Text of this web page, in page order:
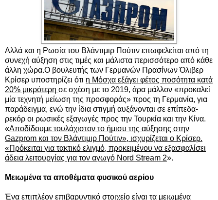
Αλλά και η Ρωσία του Βλάντιμιρ Πούτιν επωφελείται από τη
συνεχή αύξηση στις τιμές και μάλιστα περισσότερο από κάθε
άλλη χώρα.Ο βουλευτής των Γερμανών Πρασίνων Όλιβερ
Κρίσερ υποστηρίζει ότι η Μόσχα εξάγει φέτος ποσότητα κατά
20% μικρότερη σε σχέση με το 2019, άρα μάλλον «προκαλεί
μία τεχνητή μείωση της προσφοράς» προς τη Γερμανία, για
παράδειγμα, ενώ την ίδια στιγμή αυξάνονται σε επίπεδα-
ρεκόρ οι ρωσικές εξαγωγές προς την Τουρκία και την Κίνα.
«Αποδίδουμε τουλάχιστον το ήμισυ της αύξησης στην
Gazprom και τον Βλάντιμιρ Πούτιν», ισχυρίζεται ο Κρίσερ.
«Πρόκειται για τακτικό ελιγμό, προκειμένου να εξασφαλίσει
άδεια λειτουργίας για τον αγωγό Nord Stream 2».
Μειωμένα τα αποθέματα φυσικού αερίου
Ένα επιπλέον επιβαρυντικό στοιχείο είναι τα μειωμένα